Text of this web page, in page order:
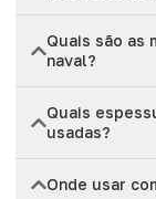
Quais são as
naval?
Quais
usadas?
Onde usar